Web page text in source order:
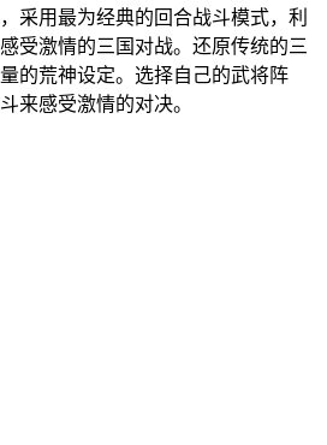
采用最为经典的回合战斗模式，利
受激情的三国对战。还原传统的三
的荒神设定。选择自己的武将阵
来感受激情的对决。